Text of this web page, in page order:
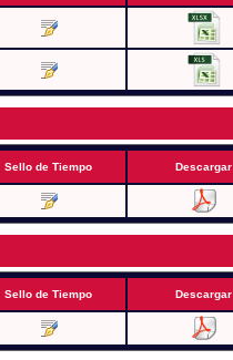
Sello de Tiempo Descargar
Sello de Tiempo Descargar